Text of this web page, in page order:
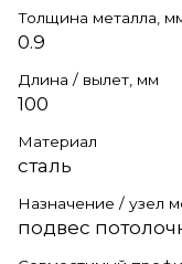
Толщина металла,
0.9
Длина / вылет, мм
100
Материал
сталь
Назначение / узел
подвес